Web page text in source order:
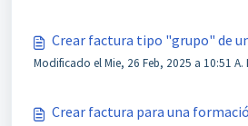
Crear factura tipo "grupo" de
Modificado el Mie, 26 Feb, 2025 a 10:51 A.
Crear factura para una